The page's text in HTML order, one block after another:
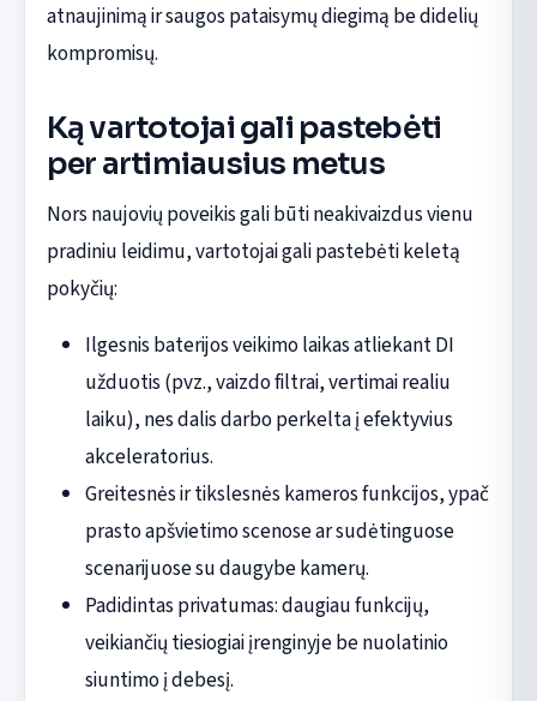
atnaujinimą ir saugos pataisymų diegimą be didelių
kompromisų.
Ką vartotojai gali pastebėti
per artimiausius metus
Nors naujovių poveikis gali būti neakivaizdus vienu
pradiniu leidimu, vartotojai gali pastebėti keletą
pokyčių:
Ilgesnis baterijos veikimo laikas atliekant DI
užduotis (pvz., vaizdo filtrai, vertimai realiu
laiku), nes dalis darbo perkelta į efektyvius
akceleratorius.
Greitesnės ir tikslesnės kameros funkcijos, ypač
prasto apšvietimo scenose ar sudėtinguose
scenarijuose su daugybe kamerų.
Padidintas privatumas: daugiau funkcijų,
veikiančių tiesiogiai įrenginyje be nuolatinio
siuntimo į debesį.